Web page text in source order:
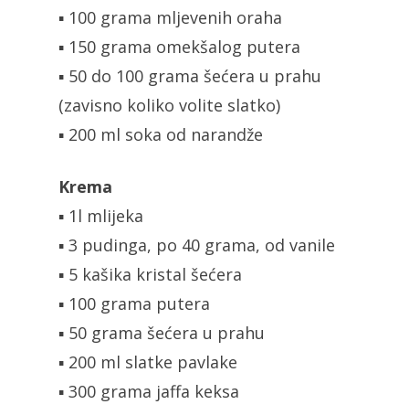
▪ 100 grama mljevenih oraha
▪ 150 grama omekšalog putera
▪ 50 do 100 grama šećera u prahu
(zavisno koliko volite slatko)
▪ 200 ml soka od narandže
Krema
▪ 1l mlijeka
▪ 3 pudinga, po 40 grama, od vanile
▪ 5 kašika kristal šećera
▪ 100 grama putera
▪ 50 grama šećera u prahu
▪ 200 ml slatke pavlake
▪ 300 grama jaffa keksa